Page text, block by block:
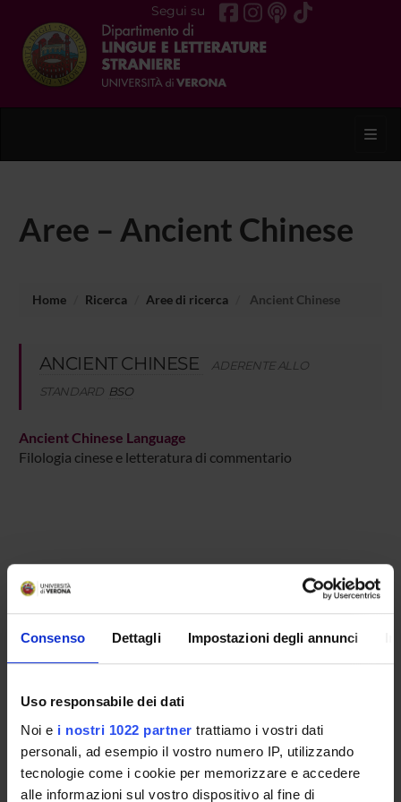
Consenso Dettagli Impostazioni degli annunci
Uso responsabile dei dati
Noi e i nostri 1022 partner trattiamo i vostri dati
personali, ad esempio il vostro numero IP, utilizzando
tecnologie come i cookie per memorizzare e accedere
alle informazioni sul vostro dispositivo al fine di
Segui su
Aree – Ancient Chinese
Home Ricerca Aree di ricerca Ancient Chinese
ANCIENT CHINESE
ADERENTE ALLO
STANDARD BSO
Ancient Chinese Language
Filologia cinese e letteratura di commentario
ATTIVITÀ
GRUPPI DI RICERCA
DOTTORATI DI RICERCA
STRUTTURE
BIBLIOTECHE